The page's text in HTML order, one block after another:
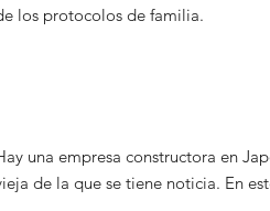
los protocolos de familia.
una empresa constructora en
de la que se tiene noticia. En